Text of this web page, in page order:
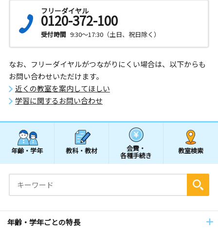
フリーダイヤル
0120-372-100
受付時間 9:30～17:30（土日、祝日除く）
なお、フリーダイヤルがつながりにくい場合は、以下からも
お問い合わせいただけます。
近くの教室を案内してほしい
学習に関するお問い合わせ
年齢・学年 教科・教材 会費・
各種手続き
教室検索
年齢・学年ごとの特長